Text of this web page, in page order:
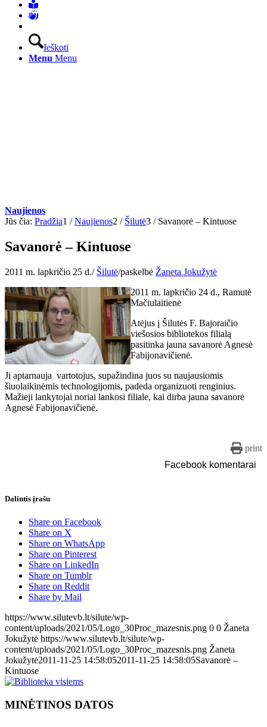
Ieškoti
Menu Menu
Naujienos
Jūs čia: Pradžia1 / Naujienos2 / Šilutė3 / Savanorė – Kintuose
Savanorė – Kintuose
2011 m. lapkričio 25 d./ Šilutė/paskelbė Žaneta Jokužytė
2011 m. lapkričio 24 d., Ramutė
Mačiulaitienė
Atėjus į Šilutės F. Bajoraičio
viešosios bibliotekos filialą
pasitinka jauna savanorė Agnesė
Fabijonavičienė.
Ji aptarnauja vartotojus, supažindina juos su naujausiomis
šiuolaikinėmis technologijomis, padeda organizuoti renginius.
Mažieji lankytojai noriai lankosi filiale, kai dirba jauna savanorė
Agnesė Fabijonavičienė.
print
Facebook komentarai
Dalintis įrašu
Share on Facebook
Share on X
Share on WhatsApp
Share on Pinterest
Share on LinkedIn
Share on Tumblr
Share on Reddit
Share by Mail
https://www.silutevb.lt/silute/wp-
content/uploads/2021/05/Logo_30Proc_mazesnis.png 0 0 Žaneta
Jokužytė https://www.silutevb.lt/silute/wp-
content/uploads/2021/05/Logo_30Proc_mazesnis.png Žaneta
Jokužytė2011-11-25 14:58:052011-11-25 14:58:05Savanorė –
Kintuose
MINĖTINOS DATOS